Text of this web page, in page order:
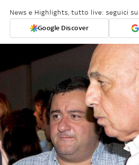
News e Highlights, tutto live: seguici su
Google Discover